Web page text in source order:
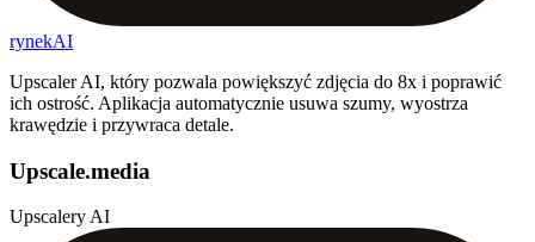
rynekAI
Upscaler AI, który pozwala powiększyć zdjęcia do 8x i poprawić
ich ostrość. Aplikacja automatycznie usuwa szumy, wyostrza
krawędzie i przywraca detale.
Upscale.media
Upscalery AI